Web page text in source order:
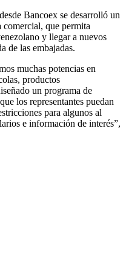
Bancoex se desarrolló un
que permita
y llegar a nuevos
de las embajadas.
muchas potencias en
productos
un programa de
los representantes puedan
para algunos al
e información de interés”,